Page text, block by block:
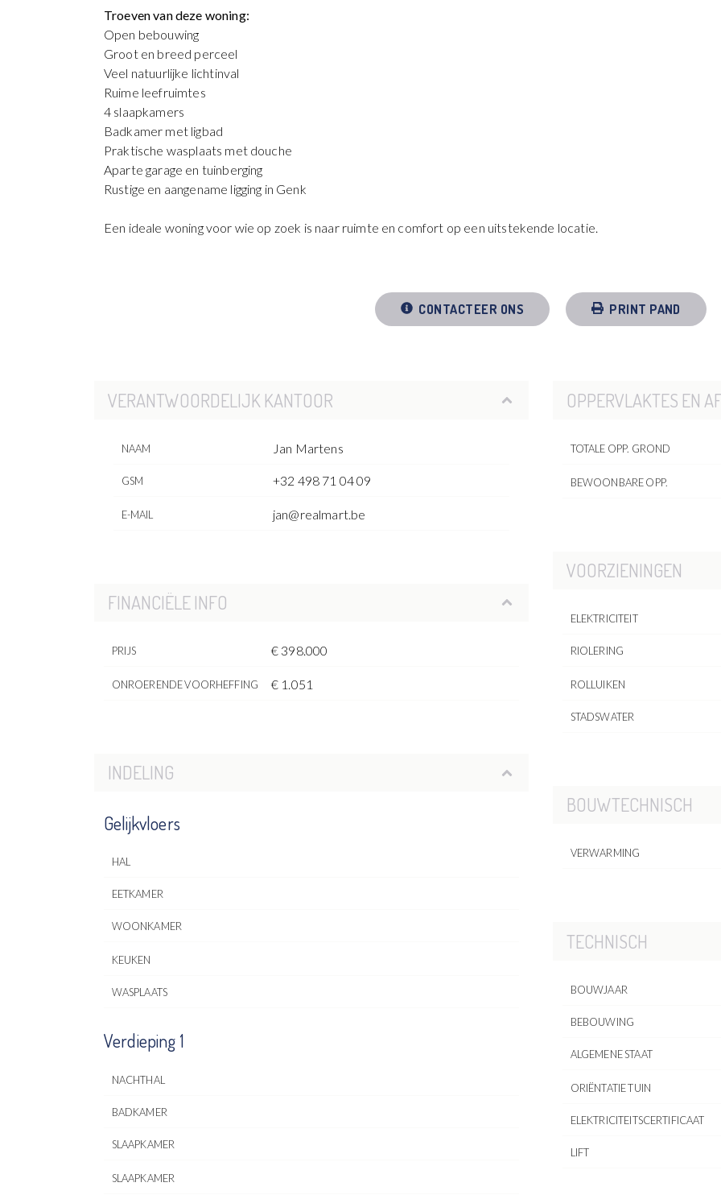
Troeven van deze woning:
Open bebouwing
Groot en breed perceel
Veel natuurlijke lichtinval
Ruime leefruimtes
4 slaapkamers
Badkamer met ligbad
Praktische wasplaats met douche
Aparte garage en tuinberging
Rustige en aangename ligging in Genk
Een ideale woning voor wie op zoek is naar ruimte en comfort op een uitstekende locatie.
CONTACTEER ONS PRINT PAND
VERANTWOORDELIJK KANTOOR
NAAM Jan Martens
GSM +32 498 71 04 09
E-MAIL jan@realmart.be
FINANCIËLE INFO
PRIJS € 398.000
ONROERENDE VOORHEFFING € 1.051
INDELING
Gelijkvloers
HAL
EETKAMER
WOONKAMER
KEUKEN
WASPLAATS
Verdieping 1
NACHTHAL
BADKAMER
SLAAPKAMER
SLAAPKAMER
OPPERVLAKTES EN
TOTALE OPP. GROND
BEWOONBARE OPP.
VOORZIENINGEN
ELEKTRICITEIT
RIOLERING
ROLLUIKEN
STADSWATER
BOUWTECHNISCH
VERWARMING
TECHNISCH
BOUWJAAR
BEBOUWING
ALGEMENE STAAT
ORIËNTATIE TUIN
ELEKTRICITEITSCERTIFICAAT
LIFT